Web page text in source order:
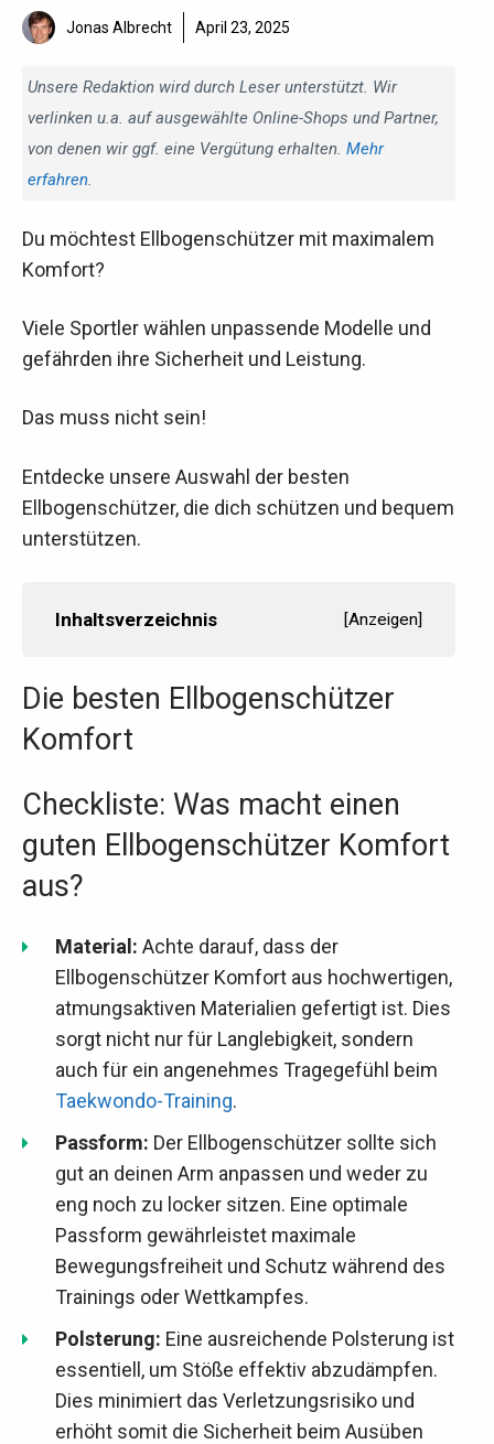
Jonas Albrecht April 23, 2025
Unsere Redaktion wird durch Leser unterstützt. Wir
verlinken u.a. auf ausgewählte Online-Shops und Partner,
von denen wir ggf. eine Vergütung erhalten. Mehr
erfahren.
Du möchtest Ellbogenschützer mit maximalem
Komfort?
Viele Sportler wählen unpassende Modelle und
gefährden ihre Sicherheit und Leistung.
Das muss nicht sein!
Entdecke unsere Auswahl der besten
Ellbogenschützer, die dich schützen und bequem
unterstützen.
Inhaltsverzeichnis [Anzeigen]
Die besten Ellbogenschützer
Komfort
Checkliste: Was macht einen
guten Ellbogenschützer Komfort
aus?
Material: Achte darauf, dass der
Ellbogenschützer Komfort aus hochwertigen,
atmungsaktiven Materialien gefertigt ist. Dies
sorgt nicht nur für Langlebigkeit, sondern
auch für ein angenehmes Tragegefühl beim
Taekwondo-Training.
Passform: Der Ellbogenschützer sollte sich
gut an deinen Arm anpassen und weder zu
eng noch zu locker sitzen. Eine optimale
Passform gewährleistet maximale
Bewegungsfreiheit und Schutz während des
Trainings oder Wettkampfes.
Polsterung: Eine ausreichende Polsterung ist
essentiell, um Stöße effektiv abzudämpfen.
Dies minimiert das Verletzungsrisiko und
erhöht somit die Sicherheit beim Ausüben